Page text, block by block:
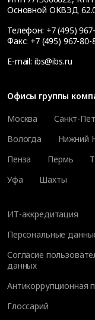
Основной ОКВЭД
Телефон: +7 (495)
Факс: +7 (495) 967-80-
E-mail: ibs@ibs.ru
Офисы группы
Москва
Санкт-
Вологда
Нижний
Пенза
Пермь
Уфа
Шахты
ИТ-аккредитация
Персональные
Согласие
данных
Антикоррупционная
Глоссарий